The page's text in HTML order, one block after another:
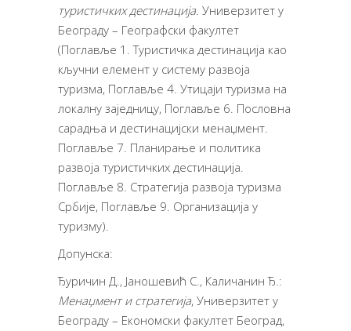
туристичких дестинација. Универзитет у
Београду – Географски факултет
(Поглавље 1. Туристичка дестинација као
кључни елемент у систему развоја
туризма, Поглавље 4. Утицаји туризма на
локалну заједницу, Поглавље 6. Пословна
сарадња и дестинацијски менаџмент.
Поглавље 7. Планирање и политика
развоја туристичких дестинација.
Поглавље 8. Стратегија развоја туризма
Србије, Поглавље 9. Организација у
туризму).
Допунска:
Ђуричин Д., Јаношевић С., Каличанин Ђ.:
Менаџмент и стратегија, Универзитет у
Београду – Економски факултет Београд,